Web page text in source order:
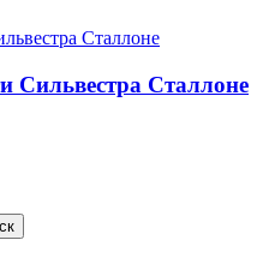
Сильвестра Сталлоне